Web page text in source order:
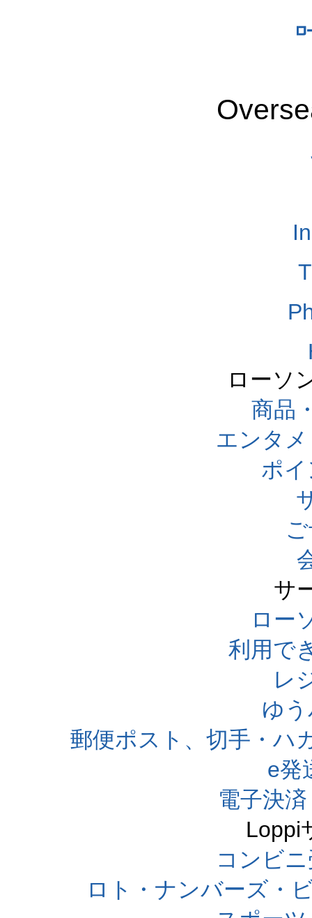
ローソ
商品
エンタ
ポ
サ
ロー
利用で
レ
ゆ
郵便ポスト、切手・ハ
e発
電子決
Loppi
コンビ
ロト・ナンバーズ・